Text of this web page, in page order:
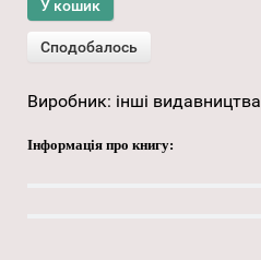
Виробник: інші видавництва
Інформація про книгу: